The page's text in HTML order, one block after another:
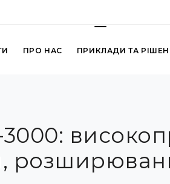
ПРО НАС ПРИКЛАДИ ТА